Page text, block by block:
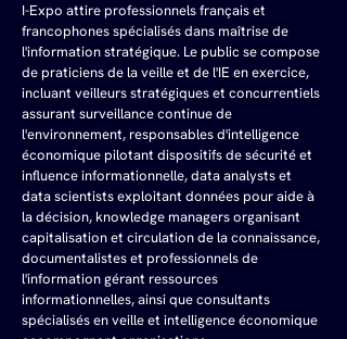
I-Expo attire professionnels français et
francophones spécialisés dans maîtrise de
l'information stratégique. Le public se compose
de praticiens de la veille et de l'IE en exercice,
incluant veilleurs stratégiques et concurrentiels
assurant surveillance continue de
l'environnement, responsables d'intelligence
économique pilotant dispositifs de sécurité et
influence informationnelle, data analysts et
data scientists exploitant données pour aide à
la décision, knowledge managers organisant
capitalisation et circulation de la connaissance,
documentalistes et professionnels de
l'information gérant ressources
informationnelles, ainsi que consultants
spécialisés en veille et intelligence économique